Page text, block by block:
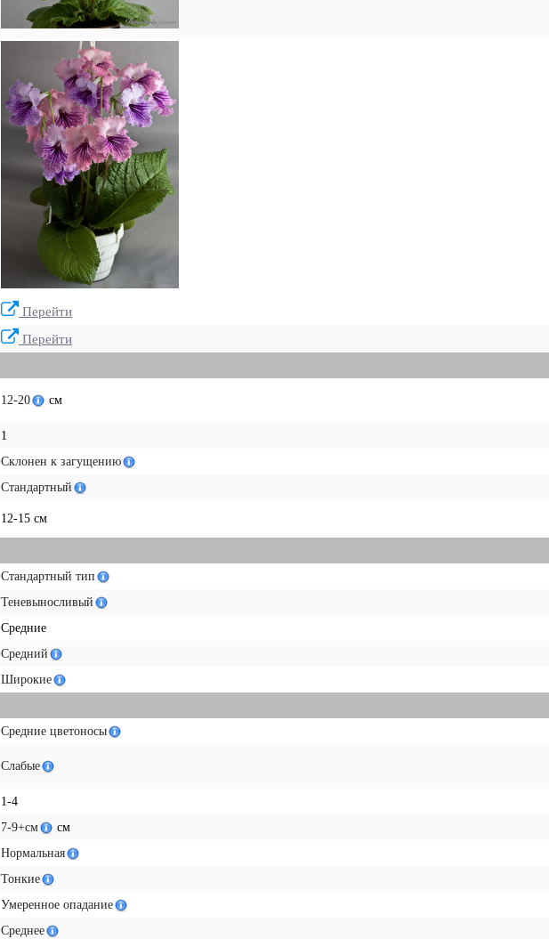
Перейти
Перейти
12-20 см
1
Склонен к загущению
Стандартный
12-15 см
Стандартный тип
Теневыносливый
Средние
Средний
Широкие
Средние цветоносы
Слабые
1-4
7-9+см
см
Нормальная
Тонкие
Умеренное опадание
Среднее